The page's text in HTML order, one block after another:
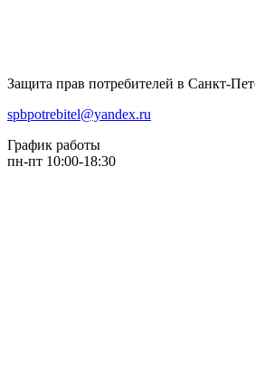
Защита прав потребителей в Санкт-
spbpotrebitel@yandex.ru
График работы
пн-пт 10:00-18:30